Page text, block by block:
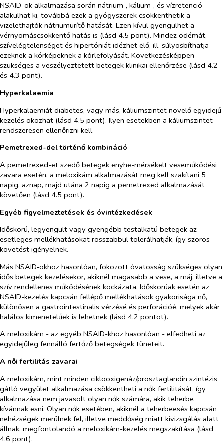
NSAID-ok alkalmazása során nátrium-, kálium-, és vízretenció
alakulhat ki, továbbá ezek a gyógyszerek csökkenthetik a
vizelethajtók nátriumürítő hatását. Ezen kívül gyengülhet a
vérnyomáscsökkentő hatás is (lásd 4.5 pont). Mindez ödémát,
szívelégtelenséget és hipertóniát idézhet elő, ill. súlyosbíthatja
ezeknek a kórképeknek a kórlefolyását. Következésképpen
szükséges a veszélyeztetett betegek klinikai ellenőrzése (lásd 4.2
és 4.3 pont).
Hyperkalaemia
Hyperkalaemiát diabetes, vagy más, káliumszintet növelő egyidejű
kezelés okozhat (lásd 4.5 pont). Ilyen esetekben a káliumszintet
rendszeresen ellenőrizni kell.
Pemetrexed-del történő kombináció
A pemetrexed-et szedő betegek enyhe-mérsékelt veseműködési
zavara esetén, a meloxikám alkalmazását meg kell szakítani 5
napig, aznap, majd utána 2 napig a pemetrexed alkalmazását
követően (lásd 4.5 pont).
Egyéb figyelmeztetések és óvintézkedések
Időskorú, legyengült vagy gyengébb testalkatú betegek az
esetleges mellékhatásokat rosszabbul tolerálhatják, így szoros
követést igényelnek.
Más NSAID‑okhoz hasonlóan, fokozott óvatosság szükséges olyan
idős betegek kezelésekor, akiknél magasabb a vese, a máj, illetve a
szív rendellenes működésének kockázata. Időskorúak esetén az
NSAID-kezelés kapcsán fellépő mellékhatások gyakorisága nő,
különösen a gastrointestinalis vérzésé és perforációé, melyek akár
halálos kimenetelűek is lehetnek (lásd 4.2 pontot).
A meloxikám - az egyéb NSAID-khoz hasonlóan - elfedheti az
egyidejűleg fennálló fertőző betegségek tüneteit.
A női fertilitás zavarai
A meloxikám, mint minden ciklooxigenáz/prosztaglandin szintézis
gátló vegyület alkalmazása csökkentheti a nők fertilitását, így
alkalmazása nem javasolt olyan nők számára, akik teherbe
kívánnak esni. Olyan nők esetében, akiknél a teherbeesés kapcsán
nehézségek merülnek fel, illetve meddőség miatt kivizsgálás alatt
állnak, megfontolandó a meloxikám-kezelés megszakítása (lásd
4.6 pont).